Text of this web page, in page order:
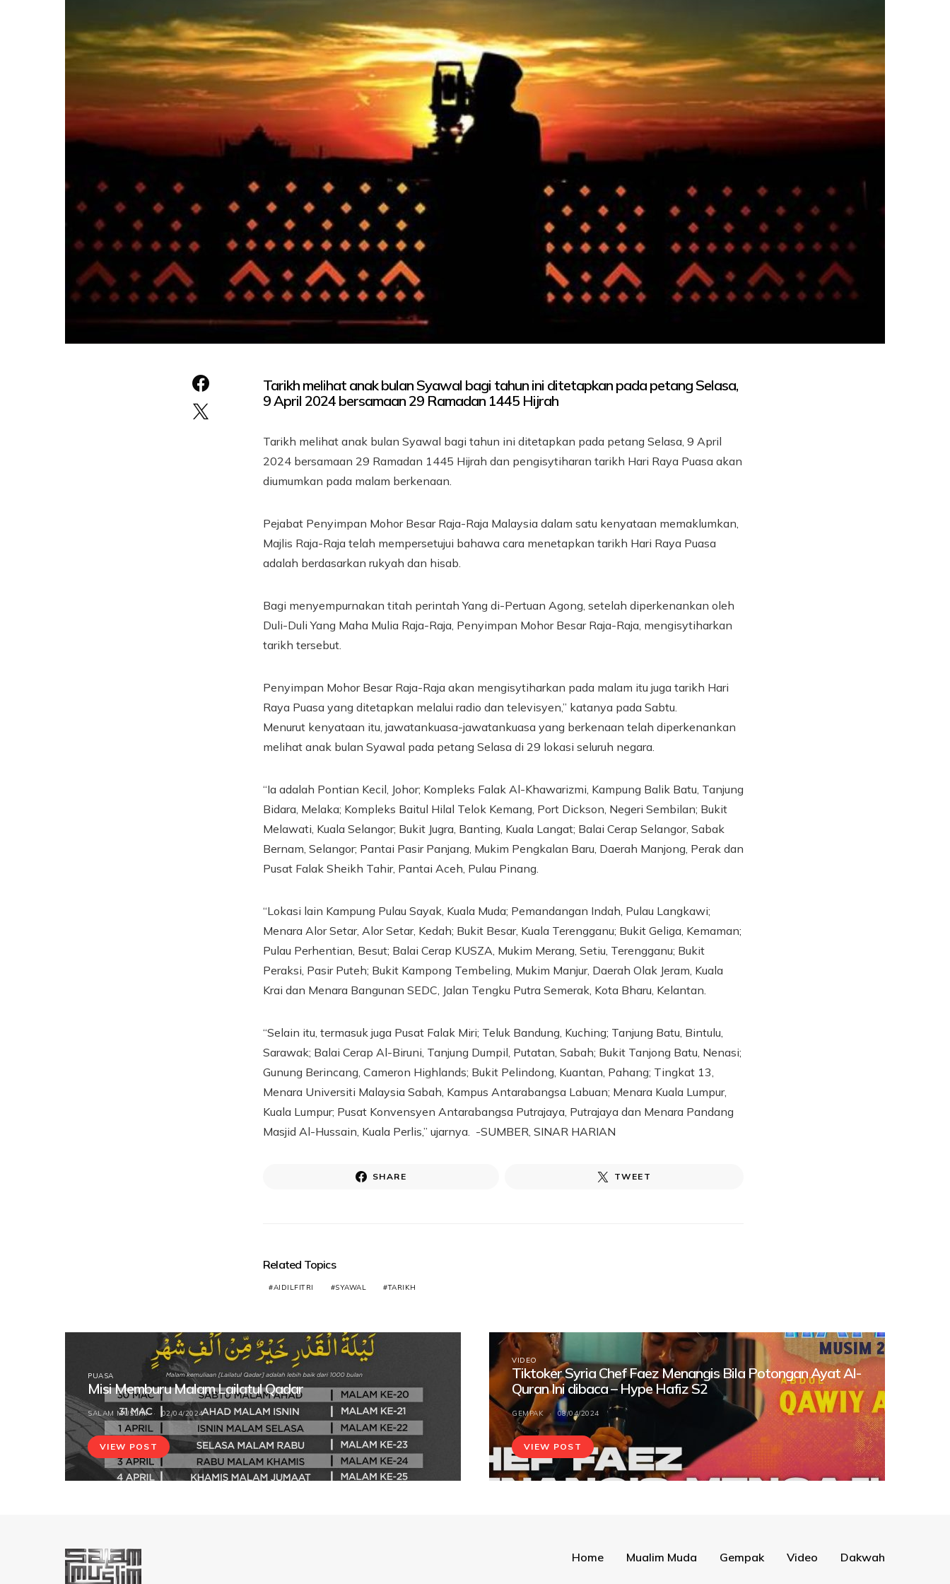
Tarikh melihat anak bulan Syawal bagi tahun ini ditetapkan pada petang Selasa,
9 April 2024 bersamaan 29 Ramadan 1445 Hijrah
Tarikh melihat anak bulan Syawal bagi tahun ini ditetapkan pada petang Selasa, 9 April
2024 bersamaan 29 Ramadan 1445 Hijrah dan pengisytiharan tarikh Hari Raya Puasa akan
diumumkan pada malam berkenaan.
Pejabat Penyimpan Mohor Besar Raja-Raja Malaysia dalam satu kenyataan memaklumkan,
Majlis Raja-Raja telah mempersetujui bahawa cara menetapkan tarikh Hari Raya Puasa
adalah berdasarkan rukyah dan hisab.
Bagi menyempurnakan titah perintah Yang di-Pertuan Agong, setelah diperkenankan oleh
Duli-Duli Yang Maha Mulia Raja-Raja, Penyimpan Mohor Besar Raja-Raja, mengisytiharkan
tarikh tersebut.
Penyimpan Mohor Besar Raja-Raja akan mengisytiharkan pada malam itu juga tarikh Hari
Raya Puasa yang ditetapkan melalui radio dan televisyen,” katanya pada Sabtu.
Menurut kenyataan itu, jawatankuasa-jawatankuasa yang berkenaan telah diperkenankan
melihat anak bulan Syawal pada petang Selasa di 29 lokasi seluruh negara.
“Ia adalah Pontian Kecil, Johor; Kompleks Falak Al-Khawarizmi, Kampung Balik Batu, Tanjung
Bidara, Melaka; Kompleks Baitul Hilal Telok Kemang, Port Dickson, Negeri Sembilan; Bukit
Melawati, Kuala Selangor; Bukit Jugra, Banting, Kuala Langat; Balai Cerap Selangor, Sabak
Bernam, Selangor; Pantai Pasir Panjang, Mukim Pengkalan Baru, Daerah Manjong, Perak dan
Pusat Falak Sheikh Tahir, Pantai Aceh, Pulau Pinang.
“Lokasi lain Kampung Pulau Sayak, Kuala Muda; Pemandangan Indah, Pulau Langkawi;
Menara Alor Setar, Alor Setar, Kedah; Bukit Besar, Kuala Terengganu; Bukit Geliga, Kemaman;
Pulau Perhentian, Besut; Balai Cerap KUSZA, Mukim Merang, Setiu, Terengganu; Bukit
Peraksi, Pasir Puteh; Bukit Kampong Tembeling, Mukim Manjur, Daerah Olak Jeram, Kuala
Krai dan Menara Bangunan SEDC, Jalan Tengku Putra Semerak, Kota Bharu, Kelantan.
“Selain itu, termasuk juga Pusat Falak Miri; Teluk Bandung, Kuching; Tanjung Batu, Bintulu,
Sarawak; Balai Cerap Al-Biruni, Tanjung Dumpil, Putatan, Sabah; Bukit Tanjong Batu, Nenasi;
Gunung Berincang, Cameron Highlands; Bukit Pelindong, Kuantan, Pahang; Tingkat 13,
Menara Universiti Malaysia Sabah, Kampus Antarabangsa Labuan; Menara Kuala Lumpur,
Kuala Lumpur; Pusat Konvensyen Antarabangsa Putrajaya, Putrajaya dan Menara Pandang
Masjid Al-Hussain, Kuala Perlis,” ujarnya. -SUMBER, SINAR HARIAN
SHARE TWEET
Related Topics
AIDILFITRI SYAWAL TARIKH
PUASA
Misi Memburu Malam Lailatul Qadar
SALAM MUSLIM 02/04/2024
VIEW POST
VIDEO
Tiktoker Syria Chef Faez Menangis Bila Potongan Ayat Al-
Quran Ini dibaca – Hype Hafiz S2
GEMPAK 08/04/2024
VIEW POST
Home Mualim Muda Gempak Video Dakwah